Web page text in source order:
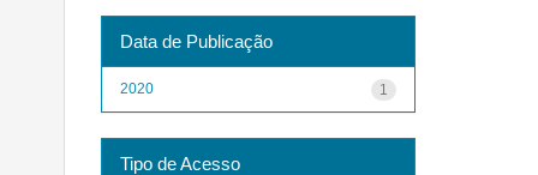
Data de Publicação
1
2020
Tipo de Acesso